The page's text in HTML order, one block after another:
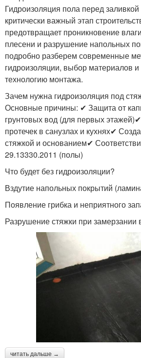
Гидроизоляция пола перед
критически важный этап
предотвращает проникновение
плесени и разрушение напольных
подробно разберем современные
гидроизоляции, выбор материалов
технологию монтажа.
Зачем нужна гидроизоляция под
Основные причины: ✔ Защита от
грунтовых вод (для первых
протечек в санузлах и кухнях✔
стяжкой и основанием✔
29.13330.2011 (полы)
Что будет без гидроизоляции?
Вздутие напольных покрытий
Появление грибка и неприятного
Разрушение стяжки при замерзании
читать дальше →